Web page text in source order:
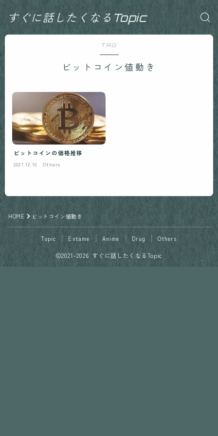
すぐに話したくなるTopic
TAG
ビットコイン値動き
ビットコインの価格推移
2021.12.10 Others
HOME ビットコイン値動き
Topic Entame Anime Drug Others
2021–2026 すぐに話したくなるTopic